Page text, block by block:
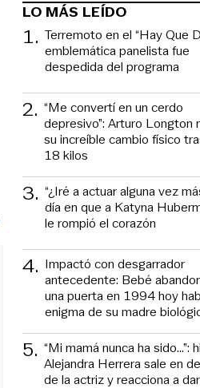
LO MÁS LEÍDO
1. Terremoto en el “Hay Que
emblemática panelista fue
despedida del programa
2. “Me convertí en un cerdo
depresivo”: Arturo Longton
su increíble cambio físico
18 kilos
3. “¿Iré a actuar alguna vez
día en que a Katyna
le rompió el corazón
4. Impactó con desgarrador
antecedente: Bebé
una puerta en 1994 hoy
enigma de su madre
5. “Mi mamá nunca ha sido...”:
Alejandra Herrera sale en
de la actriz y reacciona a